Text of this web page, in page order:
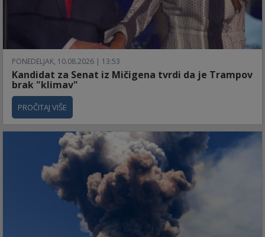
PONEDELJAK, 10.08.2026 | 13:53
Kandidat za Senat iz Mičigena tvrdi da je Trampov
brak "klimav"
PROČITAJ VIŠE